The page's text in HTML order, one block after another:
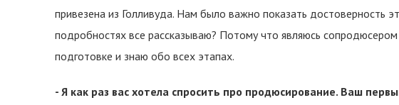
привезена из Голливуда. Нам было важно показать достоверность
подробностях все рассказываю? Потому что являюсь
подготовке и знаю обо всех этапах.
- Я как раз вас хотела спросить про продюсирование. Ваш